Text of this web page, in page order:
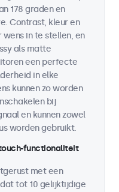
178 graden en
Contrast, kleur en
in te stellen, en
als matte
een perfecte
in elke
kunnen zo worden
bij
en kunnen zowel
worden gebruikt.
functionaliteit
met een
tot 10 gelijktijdige